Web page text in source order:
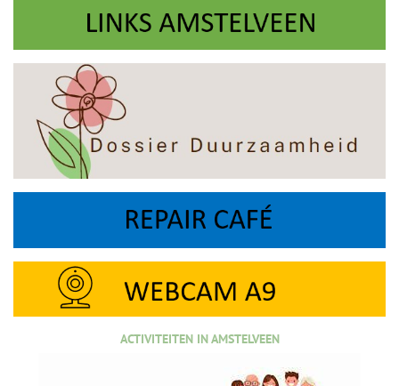
ACTIVITEITEN IN AMSTELVEEN